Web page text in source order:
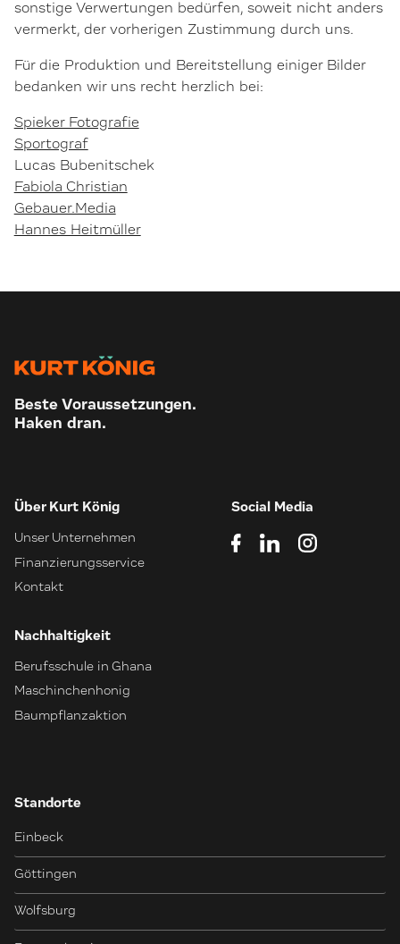
sonstige Verwertungen bedürfen, soweit nicht anders
vermerkt, der vorherigen Zustimmung durch uns.
Für die Produktion und Bereitstellung einiger Bilder
bedanken wir uns recht herzlich bei:
Spieker Fotografie
Sportograf
Lucas Bubenitschek
Fabiola Christian
Gebauer.Media
Hannes Heitmüller
Beste Voraussetzungen.
Haken dran.
Über Kurt König
Unser Unternehmen
Finanzierungsservice
Kontakt
Nachhaltigkeit
Berufsschule in Ghana
Maschinchenhonig
Baumpflanzaktion
Social Media
Standorte
Einbeck
Göttingen
Wolfsburg